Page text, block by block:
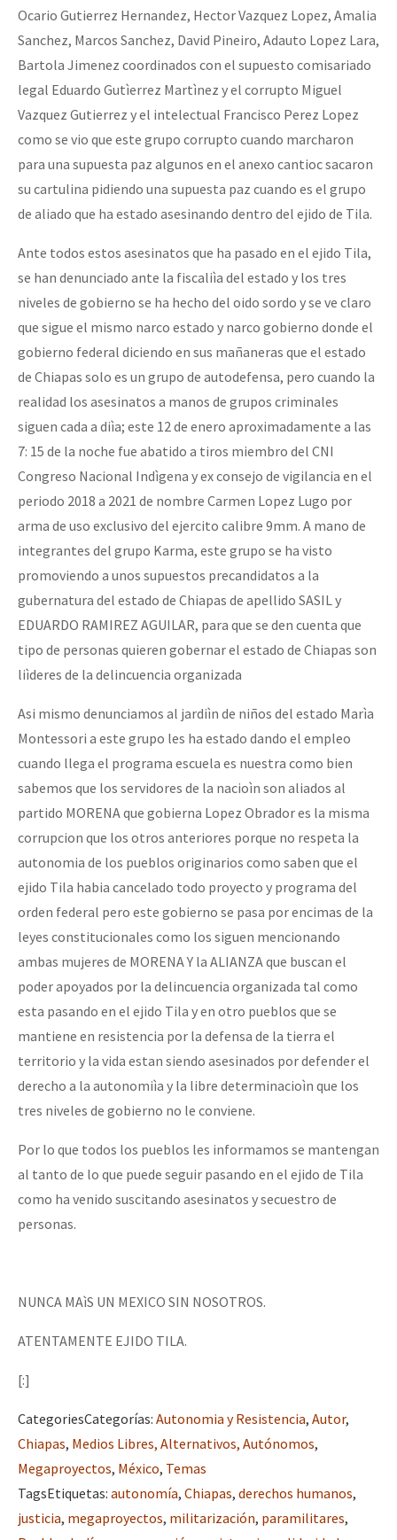
Ocario Gutierrez Hernandez, Hector Vazquez Lopez, Amalia
Sanchez, Marcos Sanchez, David Pineiro, Adauto Lopez Lara,
Bartola Jimenez coordinados con el supuesto comisariado
legal Eduardo Gutìerrez Martìnez y el corrupto Miguel
Vazquez Gutierrez y el intelectual Francisco Perez Lopez
como se vio que este grupo corrupto cuando marcharon
para una supuesta paz algunos en el anexo cantioc sacaron
su cartulina pidiendo una supuesta paz cuando es el grupo
de aliado que ha estado asesinando dentro del ejido de Tila.
Ante todos estos asesinatos que ha pasado en el ejido Tila,
se han denunciado ante la fiscaliìa del estado y los tres
niveles de gobierno se ha hecho del oido sordo y se ve claro
que sigue el mismo narco estado y narco gobierno donde el
gobierno federal diciendo en sus mañaneras que el estado
de Chiapas solo es un grupo de autodefensa, pero cuando la
realidad los asesinatos a manos de grupos criminales
siguen cada a diìa; este 12 de enero aproximadamente a las
7: 15 de la noche fue abatido a tiros miembro del CNI
Congreso Nacional Indìgena y ex consejo de vigilancia en el
periodo 2018 a 2021 de nombre Carmen Lopez Lugo por
arma de uso exclusivo del ejercito calibre 9mm. A mano de
integrantes del grupo Karma, este grupo se ha visto
promoviendo a unos supuestos precandidatos a la
gubernatura del estado de Chiapas de apellido SASIL y
EDUARDO RAMIREZ AGUILAR, para que se den cuenta que
tipo de personas quieren gobernar el estado de Chiapas son
liìderes de la delincuencia organizada
Asi mismo denunciamos al jardiìn de niños del estado Marìa
Montessori a este grupo les ha estado dando el empleo
cuando llega el programa escuela es nuestra como bien
sabemos que los servidores de la nacioìn son aliados al
partido MORENA que gobierna Lopez Obrador es la misma
corrupcion que los otros anteriores porque no respeta la
autonomia de los pueblos originarios como saben que el
ejido Tila habia cancelado todo proyecto y programa del
orden federal pero este gobierno se pasa por encimas de la
leyes constitucionales como los siguen mencionando
ambas mujeres de MORENA Y la ALIANZA que buscan el
poder apoyados por la delincuencia organizada tal como
esta pasando en el ejido Tila y en otro pueblos que se
mantiene en resistencia por la defensa de la tierra el
territorio y la vida estan siendo asesinados por defender el
derecho a la autonomiìa y la libre determinacioìn que los
tres niveles de gobierno no le conviene.
Por lo que todos los pueblos les informamos se mantengan
al tanto de lo que puede seguir pasando en el ejido de Tila
como ha venido suscitando asesinatos y secuestro de
personas.
NUNCA MAìS UN MEXICO SIN NOSOTROS.
ATENTAMENTE EJIDO TILA.
[:]
CategoriesCategorías: Autonomia y Resistencia, Autor,
Chiapas, Medios Libres, Alternativos, Autónomos,
Megaproyectos, México, Temas
TagsEtiquetas: autonomía, Chiapas, derechos humanos,
justicia, megaproyectos, militarización, paramilitares,